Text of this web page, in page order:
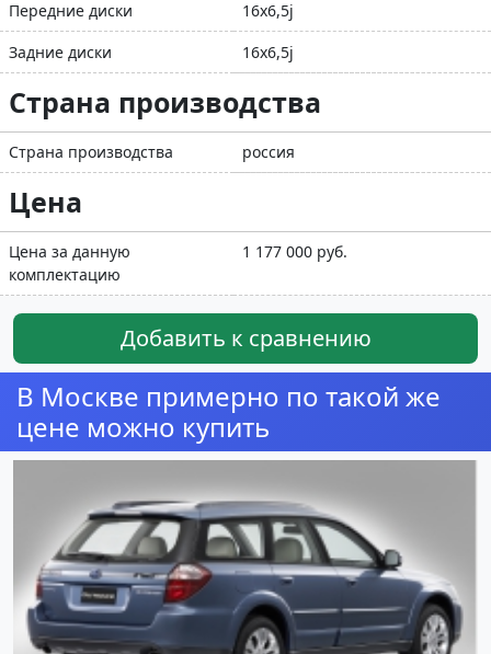
Передние диски
16x6,5j
Задние диски
16x6,5j
Страна производства
Страна производства россия
Цена
Цена за данную
комплектацию
1 177 000 руб.
Добавить к сравнению
В Москве примерно по такой же
цене можно купить